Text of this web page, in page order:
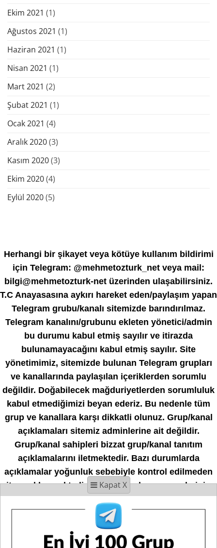
Ekim 2021 (1)
Ağustos 2021 (1)
Haziran 2021 (1)
Nisan 2021 (1)
Mart 2021 (2)
Şubat 2021 (1)
Ocak 2021 (4)
Aralık 2020(3)
Kasım 2020(3)
Ekim 2020(4)
Eylül 2020(5)
Herhangi bir şikayet veya kötüye kullanım bildirimi
için Telegram: @mehmetozturk_net veya mail:
bilgi@mehmetozturk-net üzerinden ulaşabilirsiniz.
T.C Anayasasına aykırı hareket eden/paylaşım yapan
Telegram grubu/kanalı sitemizde barındırılmaz.
Telegram kanalını/grubunu ekleten yönetici/admin
bu durumu kabul etmiş sayılır ve itirazda
bulunamayacağını kabul etmiş sayılır. Site
yönetimimiz, sitemizde bulunan Telegram grupları
ve kanallarında paylaşılan içeriklerden sorumlu
değildir. Doğabilecek mağduriyetlerden sorumluluk
kabul etmediğimizi beyan ederiz. Bu nedenle tüm
grup ve kanallara karşı dikkatli olunuz. Grup/kanal
açıklamaları sitemiz adminlerine ait değildir.
Grup/kanal sahipleri bizzat grup/kanal tanıtım
açıklamalarını iletmektedir. Bazı durumlarda
açıklamalar yoğunluk sebebiyle kontrol edilmeden
siteye eklenmektedir. Hiçbir kanal ve grup adminine
veya üyelerine güvenerek maddi veya manevi
destek olmamanızı tavsiye ederiz. Doğabilecek her
türlü mağduriyette site yönetimimiz sorumluluk
kabul etmediğini bildiririz.
Kapat X